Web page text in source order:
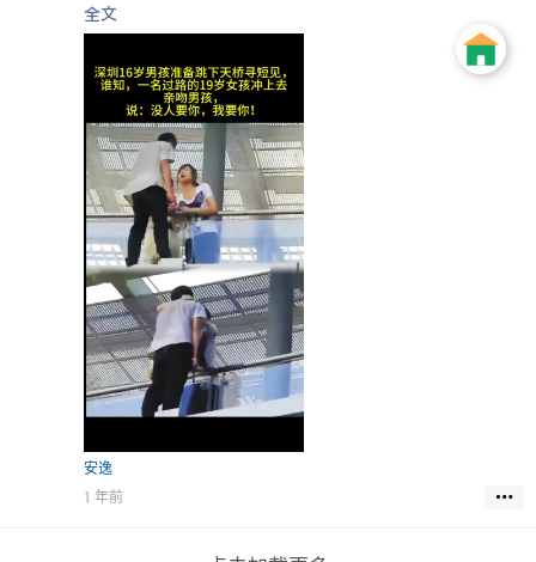
说，千万不能想不开啊！”
但是，男孩情绪激动，手握着尖刀，大声吼着：
都不要过来，否则我马上跳下去。
全文
安逸
1 年前